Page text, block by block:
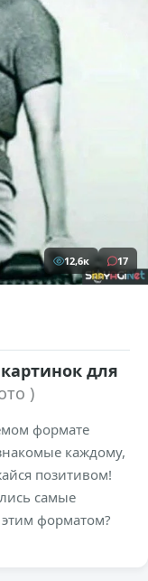
12,6к 17
для
)
формате
каждому,
позитивом!
самые
форматом?